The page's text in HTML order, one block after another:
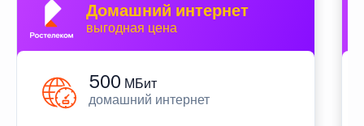
Домашний интернет
выгодная цена
500 МБит
домашний интернет